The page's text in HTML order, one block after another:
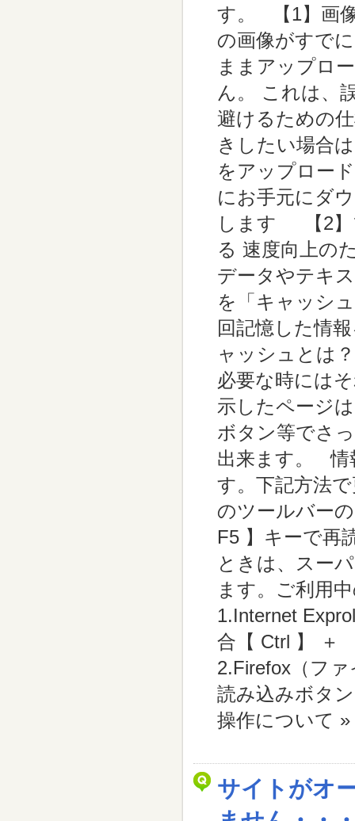
す。 【1】画
の画像がすで
ままアップロ
ん。 これは、
避けるための
きしたい場合
をアップロー
にお手元にダ
します 【2】
る 速度向上の
データやテキ
を「キャッシ
回記憶した情
ャッシュとは
必要な時には
示したページ
ボタン等でさ
出来ます。 情
す。下記方法
のツールバー
F5 】キーで再
ときは、スー
ます。ご利用
1.Internet
合【 Ctrl 】 ＋
2.Firefox（フ
読み込みボタ
操作について
サイトがオ